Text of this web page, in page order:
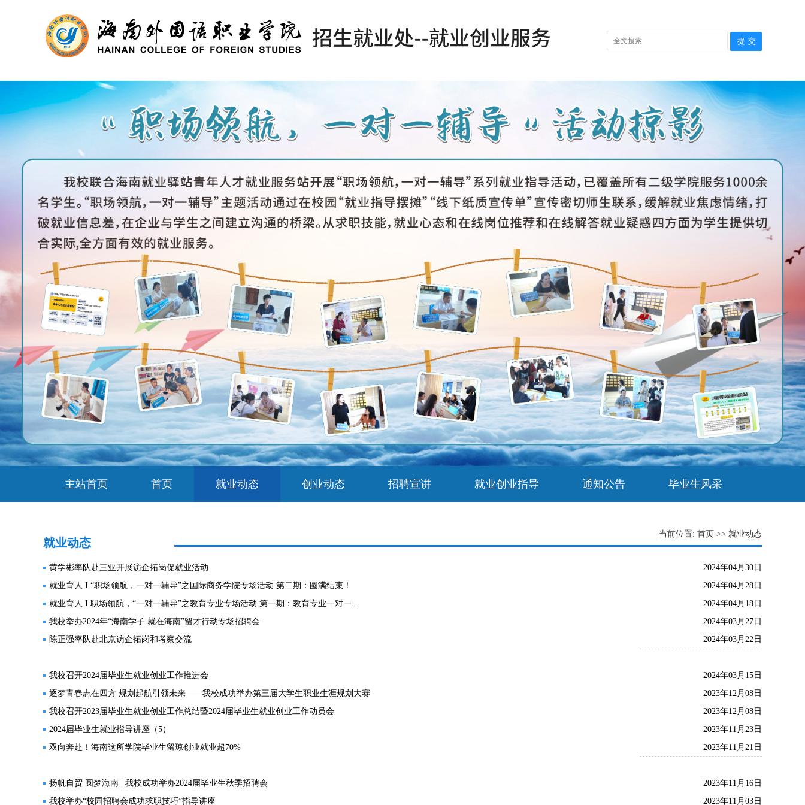
主站首页 首页 就业动态 创业动态 招聘宣讲 就业创业指导 通知公告 毕业生风采
就业动态
当前位置: 首页 >> 就业动态
黄学彬率队赴三亚开展访企拓岗促就业活动
2024年04月30日
就业育人 I “职场领航，一对一辅导”之国际商务学院专场活动 第二期：圆满结束！
2024年04月28日
就业育人 I 职场领航，“一对一辅导”之教育专业专场活动 第一期：教育专业一对一...
2024年04月18日
我校举办2024年“海南学子 就在海南”留才行动专场招聘会
2024年03月27日
陈正强率队赴北京访企拓岗和考察交流
2024年03月22日
我校召开2024届毕业生就业创业工作推进会
2024年03月15日
逐梦青春志在四方 规划起航引领未来——我校成功举办第三届大学生职业生涯规划大赛
2023年12月08日
我校召开2023届毕业生就业创业工作总结暨2024届毕业生就业创业工作动员会
2023年12月08日
2024届毕业生就业指导讲座（5）
2023年11月23日
双向奔赴！海南这所学院毕业生留琼创业就业超70%
2023年11月21日
扬帆自贸 圆梦海南 | 我校成功举办2024届毕业生秋季招聘会
2023年11月16日
我校举办“校园招聘会成功求职技巧”指导讲座
2023年11月03日